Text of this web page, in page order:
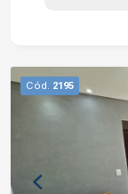
7273
Cód. 2195